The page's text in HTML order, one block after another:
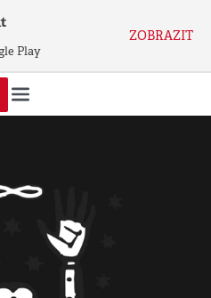
Play
ZOBRAZIT